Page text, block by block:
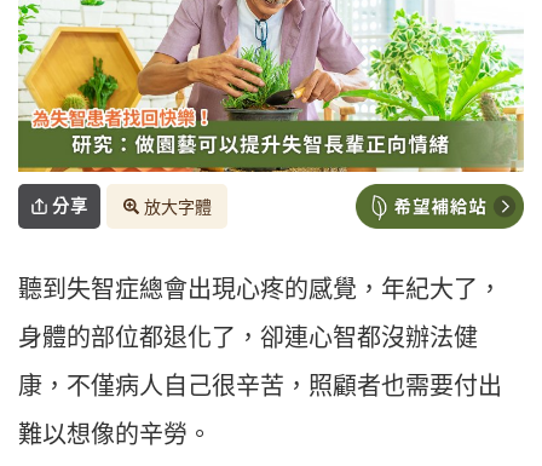
分享 放大字體
聽到失智症總會出現心疼的感覺，年紀大了，
身體的部位都退化了，卻連心智都沒辦法健
康，不僅病人自己很辛苦，照顧者也需要付出
難以想像的辛勞。